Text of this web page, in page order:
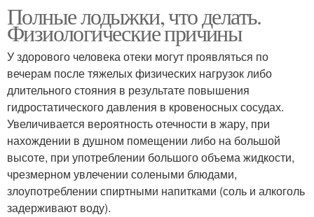
Полные лодыжки, что делать.
Физиологические причины
У здорового человека отеки могут проявляться по
вечерам после тяжелых физических нагрузок либо
длительного стояния в результате повышения
гидростатического давления в кровеносных сосудах.
Увеличивается вероятность отечности в жару, при
нахождении в душном помещении либо на большой
высоте, при употреблении большого объема жидкости,
чрезмерном увлечении солеными блюдами,
злоупотреблении спиртными напитками (соль и алкоголь
задерживают воду).